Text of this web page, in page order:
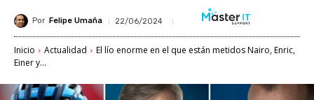
Por Felipe Umaña 22/06/2024
Inicio Actualidad
El lío enorme en el que están metidos Nairo, Enric,
Einer y...